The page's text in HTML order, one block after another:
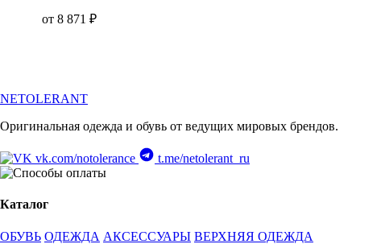
от 8 871 ₽
NETOLERANT
Оригинальная одежда и обувь от ведущих мировых брендов.
vk.com/notolerance t.me/netolerant_ru
Каталог
ОБУВЬ ОДЕЖДА АКСЕССУАРЫ ВЕРХНЯЯ ОДЕЖДА